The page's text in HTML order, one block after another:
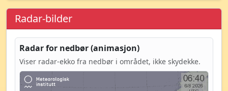
Radar-bilder
Radar for nedbør (animasjon)
Viser radar-ekko fra nedbør i området, ikke skydekke.